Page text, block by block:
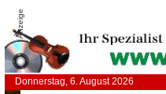
Anzeige
Donnerstag, 6. August 2026